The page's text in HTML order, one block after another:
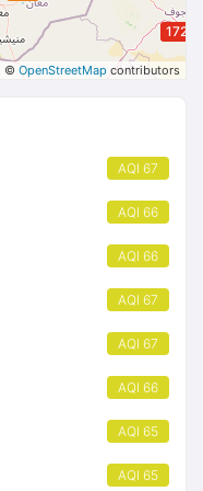
172
| © OpenStreetMap contributors
AQI 67
AQI 66
AQI 66
AQI 67
AQI 67
AQI 66
AQI 65
AQI 65